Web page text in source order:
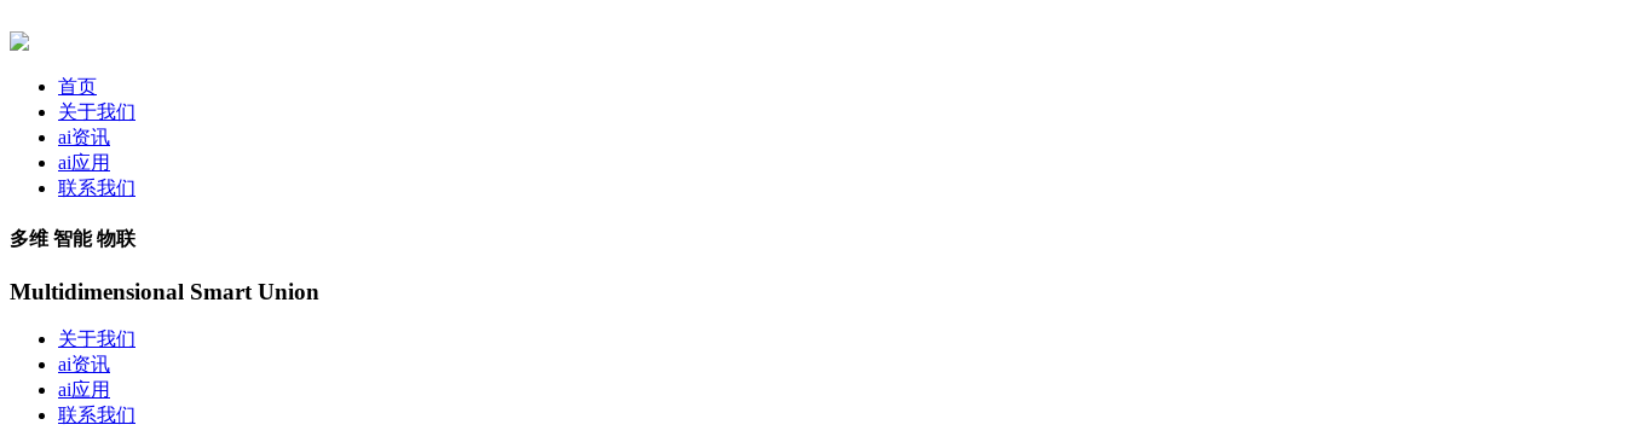
首页
关于我们
ai资讯
ai应用
联系我们
多维 智能 物联
Multidimensional Smart Union
关于我们
ai资讯
ai应用
联系我们